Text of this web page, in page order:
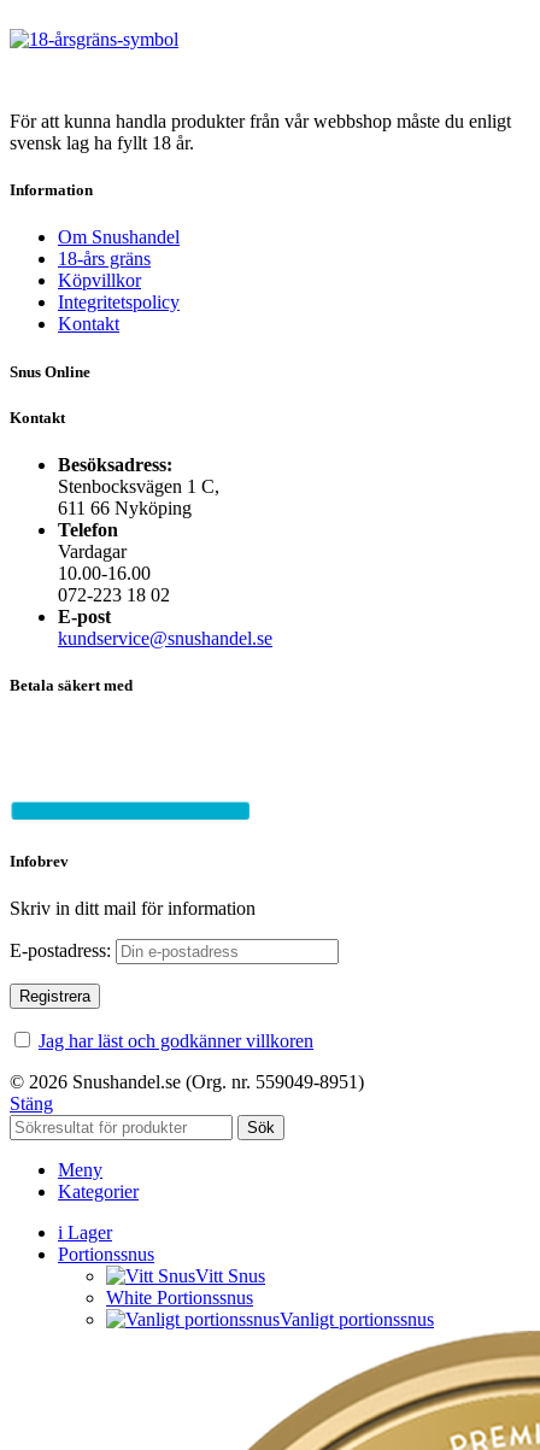
flera
alternativen
kan
För att kunna handla produkter från vår webbshop måste du enligt
svensk lag ha fyllt 18 år.
Information
Om Snushandel
18-års gräns
Köpvillkor
Integritetspolicy
Kontakt
Snus Online
Kontakt
Besöksadress:
Stenbocksvägen 1 C,
611 66 Nyköping
Telefon
Vardagar
10.00-16.00
072-223 18 02
E-post
kundservice@snushandel.se
Betala säkert med
Infobrev
Skriv in ditt mail för information
E-postadress:
Jag har läst och godkänner villkoren
© 2026 Snushandel.se (Org. nr. 559049-8951)
Stäng
Sök
Meny
Kategorier
i Lager
Portionssnus
Vitt Snus
White Portionssnus
Vanligt portionssnus